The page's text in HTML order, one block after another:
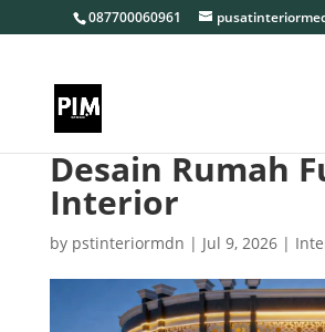
087700060961
Desain Rumah
Interior
by pstinteriormdn | Jul 9, 2026|